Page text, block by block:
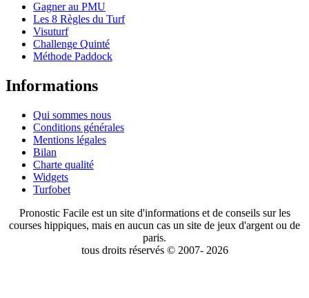
Gagner au PMU
Les 8 Règles du Turf
Visuturf
Challenge Quinté
Méthode Paddock
Informations
Qui sommes nous
Conditions générales
Mentions légales
Bilan
Charte qualité
Widgets
Turfobet
Pronostic Facile est un site d'informations et de conseils sur les
courses hippiques, mais en aucun cas un site de jeux d'argent ou de
paris.
tous droits réservés © 2007- 2026